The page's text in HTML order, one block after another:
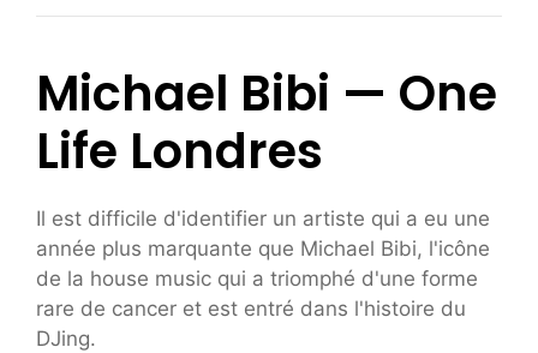
Michael Bibi — One
Life Londres
Il est difficile d'identifier un artiste qui a eu une
année plus marquante que Michael Bibi, l'icône
de la house music qui a triomphé d'une forme
rare de cancer et est entré dans l'histoire du
DJing.